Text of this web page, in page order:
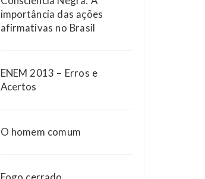
importância das ações
afirmativas no Brasil
ENEM 2013 – Erros e
Acertos
O homem comum